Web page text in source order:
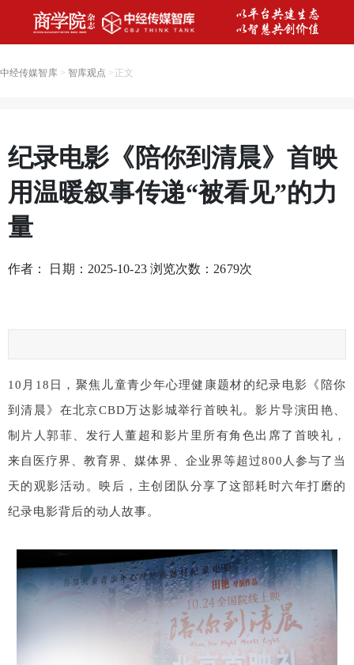
中经传媒智库> 智库观点 > 正文
纪录电影《陪你到清晨》首映
用温暖叙事传递“被看见”的力
量
作者： 日期：2025-10-23 浏览次数： 2679次
10月18日，聚焦儿童青少年心理健康题材的纪录电影《陪你
到清晨》在北京CBD万达影城举行首映礼。影片导演田艳、
制片人郭菲、发行人董超和影片里所有角色出席了首映礼，
来自医疗界、教育界、媒体界、企业界等超过800人参与了当
天的观影活动。映后，主创团队分享了这部耗时六年打磨的
纪录电影背后的动人故事。